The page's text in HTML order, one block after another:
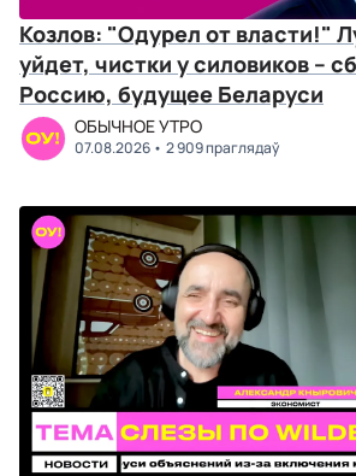
Козлов: "Одурел от власти!"
уйдет, чистки у силовиков –
Россию, будущее Беларуси
ОБЫЧНОЕ УТРО
07.08.2026 2 909 праглядаў